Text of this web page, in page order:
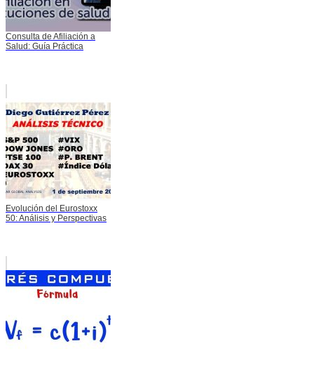
Consulta de Afiliación a
Salud: Guía Práctica
Evolución del Eurostoxx
50: Análisis y Perspectivas